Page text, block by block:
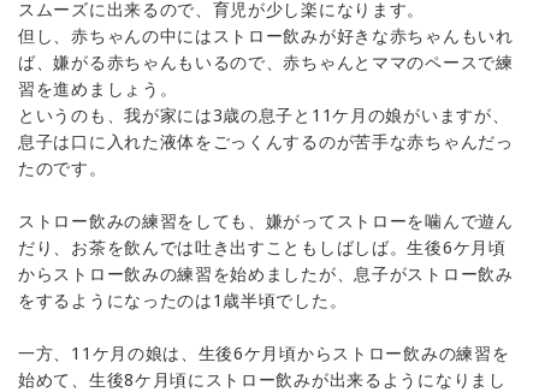
スムーズに出来るので、育児が少し楽になります。
但し、赤ちゃんの中にはストロー飲みが好きな赤ちゃんもいれ
ば、嫌がる赤ちゃんもいるので、赤ちゃんとママのペースで練
習を進めましょう。
というのも、我が家には3歳の息子と11ケ月の娘がいますが、
息子は口に入れた液体をごっくんするのが苦手な赤ちゃんだっ
たのです。
ストロー飲みの練習をしても、嫌がってストローを噛んで遊ん
だり、お茶を飲んでは吐き出すこともしばしば。生後6ケ月頃
からストロー飲みの練習を始めましたが、息子がストロー飲み
をするようになったのは1歳半頃でした。
一方、11ケ月の娘は、生後6ケ月頃からストロー飲みの練習を
始めて、生後8ケ月頃にストロー飲みが出来るようになりまし